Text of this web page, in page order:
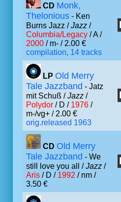
CD Monk,
Thelonious - Ken
Burns Jazz /Jazz /
Columbia/Legacy / A /
2000 / m- / 2.00 €
compilation, 14 tracks
LP Old Merry
Tale Jazzband - Jatz
mit Schuß /Jazz /
Polydor / D / 1976 /
m-/vg+ / 2.00 €
orig.released 1963
CD Old Merry
Tale Jazzband - We
still love you all /Jazz /
Aris / D / 1992 / nm /
3.50 €